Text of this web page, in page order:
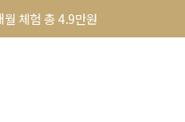
체험 총 4.9만원